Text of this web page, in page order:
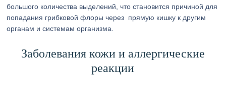
большого количества выделений, что становится причиной для
попадания грибковой флоры через прямую кишку к другим
органам и системам организма.
Заболевания кожи и аллергические
реакции